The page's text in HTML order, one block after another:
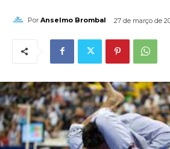
Por Anselmo Brombal 27 de março de